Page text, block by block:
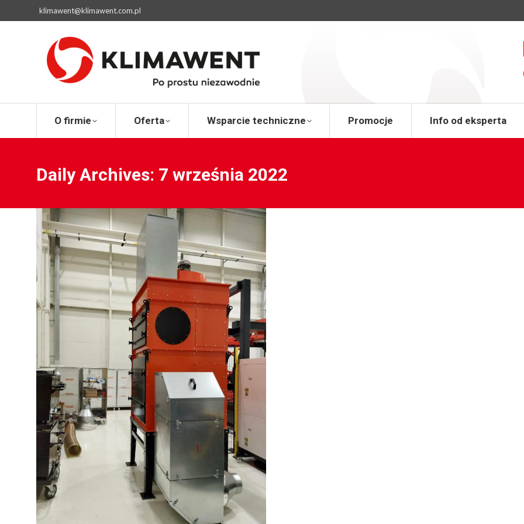
klimawent@klimawent.com.pl
O firmie Oferta Wsparcie techniczne Promocje Info od eksperta
Daily Archives: 7 września 2022